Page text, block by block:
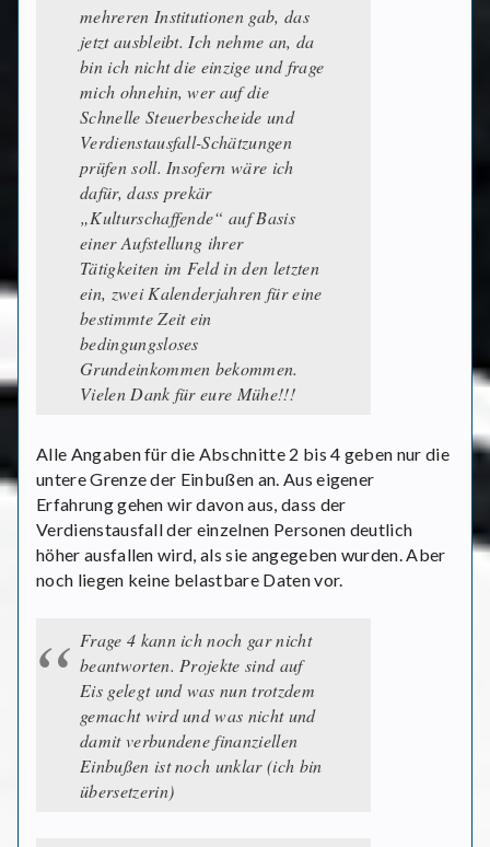
mehreren Institutionen gab, das
jetzt ausbleibt. Ich nehme an, da
bin ich nicht die einzige und frage
mich ohnehin, wer auf die
Schnelle Steuerbescheide und
Verdienstausfall-Schätzungen
prüfen soll. Insofern wäre ich
dafür, dass prekär
„Kulturschaffende“ auf Basis
einer Aufstellung ihrer
Tätigkeiten im Feld in den letzten
ein, zwei Kalenderjahren für eine
bestimmte Zeit ein
bedingungsloses
Grundeinkommen bekommen.
Vielen Dank für eure Mühe!!!
Alle Angaben für die Abschnitte 2 bis 4 geben nur die
untere Grenze der Einbußen an. Aus eigener
Erfahrung gehen wir davon aus, dass der
Verdienstausfall der einzelnen Personen deutlich
höher ausfallen wird, als sie angegeben wurden. Aber
noch liegen keine belastbare Daten vor.
Frage 4 kann ich noch gar nicht
beantworten. Projekte sind auf
Eis gelegt und was nun trotzdem
gemacht wird und was nicht und
damit verbundene finanziellen
Einbußen ist noch unklar (ich bin
übersetzerin)